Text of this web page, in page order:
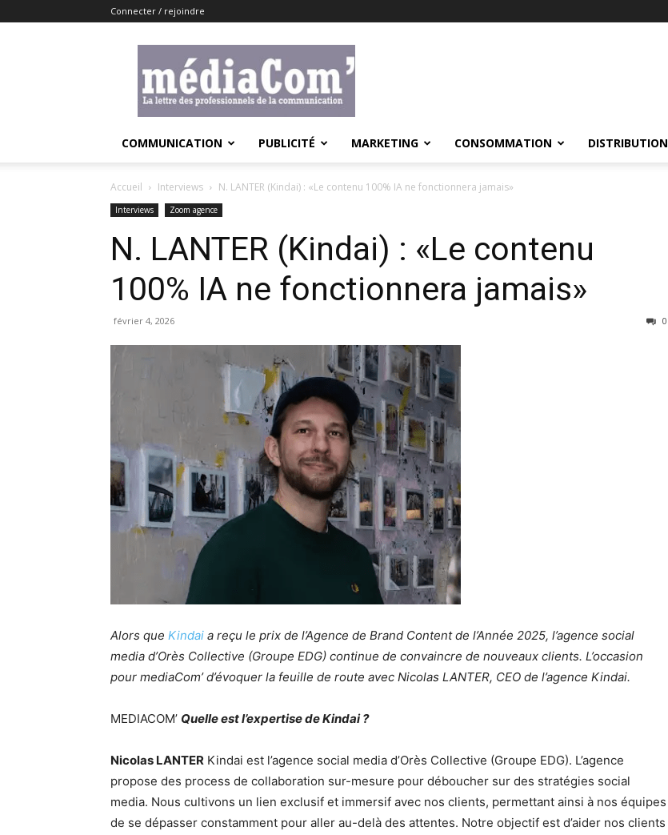
Connecter / rejoindre
COMMUNICATION PUBLICITÉ MARKETING CONSOMMATION DISTRIBUTION
Accueil Interviews N. LANTER (Kindai) : «Le contenu 100% IA ne fonctionnera jamais»
Interviews Zoom agence
N. LANTER (Kindai) : «Le contenu
100% IA ne fonctionnera jamais»
février 4, 2026 0
Alors que Kindai a reçu le prix de l’Agence de Brand Content de l’Année 2025, l’agence social
media d’Orès Collective (Groupe EDG) continue de convaincre de nouveaux clients. L’occasion
pour mediaCom’ d’évoquer la feuille de route avec Nicolas LANTER, CEO de l’agence Kindai.
MEDIACOM’ Quelle est l’expertise de Kindai ?
Nicolas LANTER Kindai est l’agence social media d’Orès Collective (Groupe EDG). L’agence
propose des process de collaboration sur-mesure pour déboucher sur des stratégies social
media. Nous cultivons un lien exclusif et immersif avec nos clients, permettant ainsi à nos équipes
de se dépasser constamment pour aller au-delà des attentes. Notre objectif est d’aider nos clients